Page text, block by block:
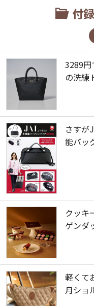
付
3289円
の洗練
さすが
能バッ
クッキ
ゲンダ
軽くて
月ショ